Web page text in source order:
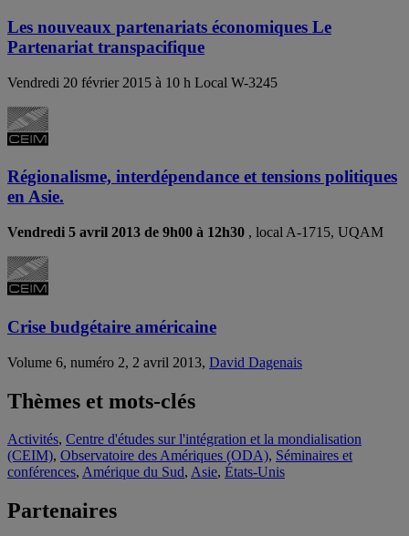
Les nouveaux partenariats économiques Le
Partenariat transpacifique
Vendredi 20 février 2015 à 10 h Local W-3245
Régionalisme, interdépendance et tensions politiques
en Asie.
Vendredi 5 avril 2013 de 9h00 à 12h30 , local A-1715, UQAM
Crise budgétaire américaine
Volume 6, numéro 2, 2 avril 2013, David Dagenais
Thèmes et mots-clés
Activités, Centre d'études sur l'intégration et la mondialisation
(CEIM), Observatoire des Amériques (ODA), Séminaires et
conférences, Amérique du Sud, Asie, États-Unis
Partenaires